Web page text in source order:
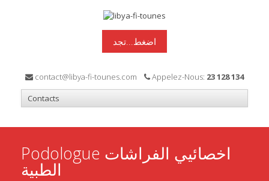
اضغط...تجد
contact@libya-fi-tounes.com Appelez-Nous: 23 128 134
Podologue اخصائيي الفراشات
الطبية